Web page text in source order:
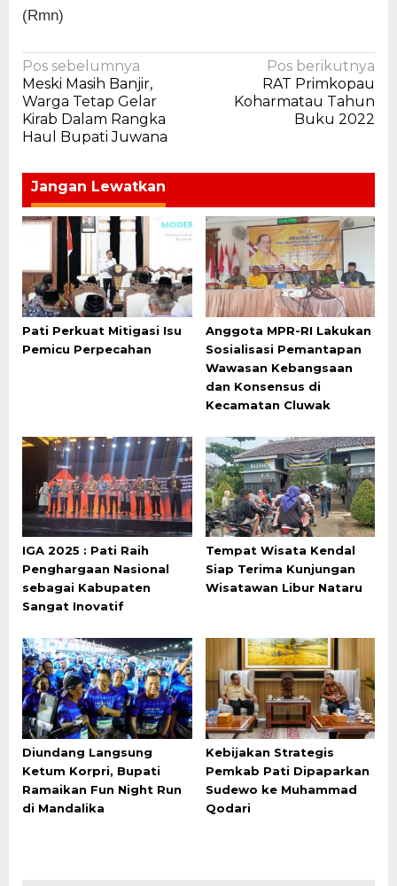
(Rmn)
Navigasi
pos
Pos sebelumnya
Meski Masih Banjir,
Warga Tetap Gelar
Kirab Dalam Rangka
Haul Bupati Juwana
Pos berikutnya
RAT Primkopau
Koharmatau Tahun
Buku 2022
Jangan Lewatkan
Pati Perkuat Mitigasi Isu
Pemicu Perpecahan
Anggota MPR-RI Lakukan
Sosialisasi Pemantapan
Wawasan Kebangsaan
dan Konsensus di
Kecamatan Cluwak
IGA 2025 : Pati Raih
Penghargaan Nasional
sebagai Kabupaten
Sangat Inovatif
Tempat Wisata Kendal
Siap Terima Kunjungan
Wisatawan Libur Nataru
Diundang Langsung
Ketum Korpri, Bupati
Ramaikan Fun Night Run
di Mandalika
Kebijakan Strategis
Pemkab Pati Dipaparkan
Sudewo ke Muhammad
Qodari